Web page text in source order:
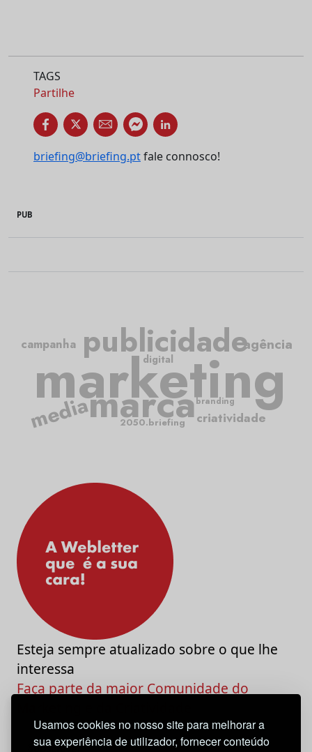
Usamos cookies no nosso site para melhorar a
sua experiência de utilizador, fornecer conteúdo
TAGS
Partilhe
briefing@briefing.ptfale connosco!
PUB
marketing
publicidade
marcacriatividade
campanha
media
agência
digital
2050.briefing
branding
Esteja sempre atualizado sobre o que lhe
interessa
Faça parte da maior Comunidade do